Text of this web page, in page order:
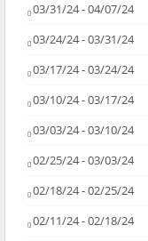
03/31/24 - 04/07/24
03/24/24 - 03/31/24
03/17/24 - 03/24/24
03/10/24 - 03/17/24
03/03/24 - 03/10/24
02/25/24 - 03/03/24
02/18/24 - 02/25/24
02/11/24 - 02/18/24